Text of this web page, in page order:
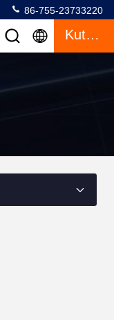
86-755-23733220
Kutipan